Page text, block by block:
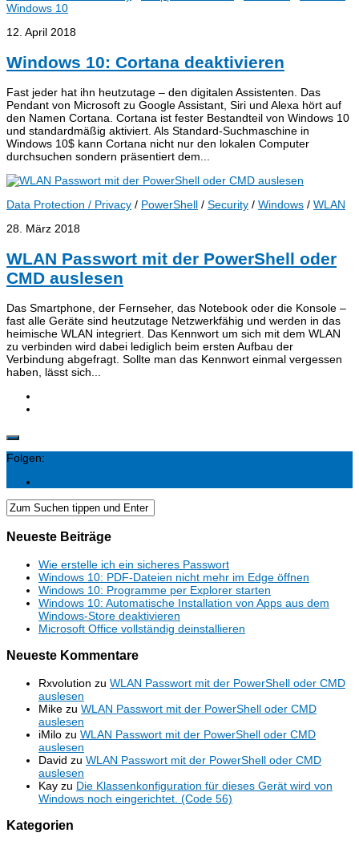
Windows 10
12. April 2018
Windows 10: Cortana deaktivieren
Fast jeder hat ihn heutzutage – den digitalen Assistenten. Das
Pendant von Microsoft zu Google Assistant, Siri und Alexa hört auf
den Namen Cortana. Cortana ist fester Bestandteil von Windows 10
und standardmäßig aktiviert. Als Standard-Suchmaschine in
Windows 10$ kann Cortana nicht nur den lokalen Computer
durchsuchen sondern präsentiert dem...
Data Protection / Privacy / PowerShell / Security / Windows / WLAN
28. März 2018
WLAN Passwort mit der PowerShell oder
CMD auslesen
Das Smartphone, der Fernseher, das Notebook oder die Konsole –
fast alle Geräte sind heutzutage Netzwerkfähig und werden in das
heimische WLAN integriert. Das Kennwort um sich mit dem WLAN
zu verbinden wird dabei lediglich beim ersten Aufbau der
Verbindung abgefragt. Sollte man das Kennwort einmal vergessen
haben, lässt sich...
Folgen:
Neueste Beiträge
Wie erstelle ich ein sicheres Passwort
Windows 10: PDF-Dateien nicht mehr im Edge öffnen
Windows 10: Programme per Explorer starten
Windows 10: Automatische Installation von Apps aus dem
Windows-Store deaktivieren
Microsoft Office vollständig deinstallieren
Neueste Kommentare
Rxvolution zu WLAN Passwort mit der PowerShell oder CMD
auslesen
Mike zu WLAN Passwort mit der PowerShell oder CMD
auslesen
iMilo zu WLAN Passwort mit der PowerShell oder CMD
auslesen
David zu WLAN Passwort mit der PowerShell oder CMD
auslesen
Kay zu Die Klassenkonfiguration für dieses Gerät wird von
Windows noch eingerichtet. (Code 56)
Kategorien